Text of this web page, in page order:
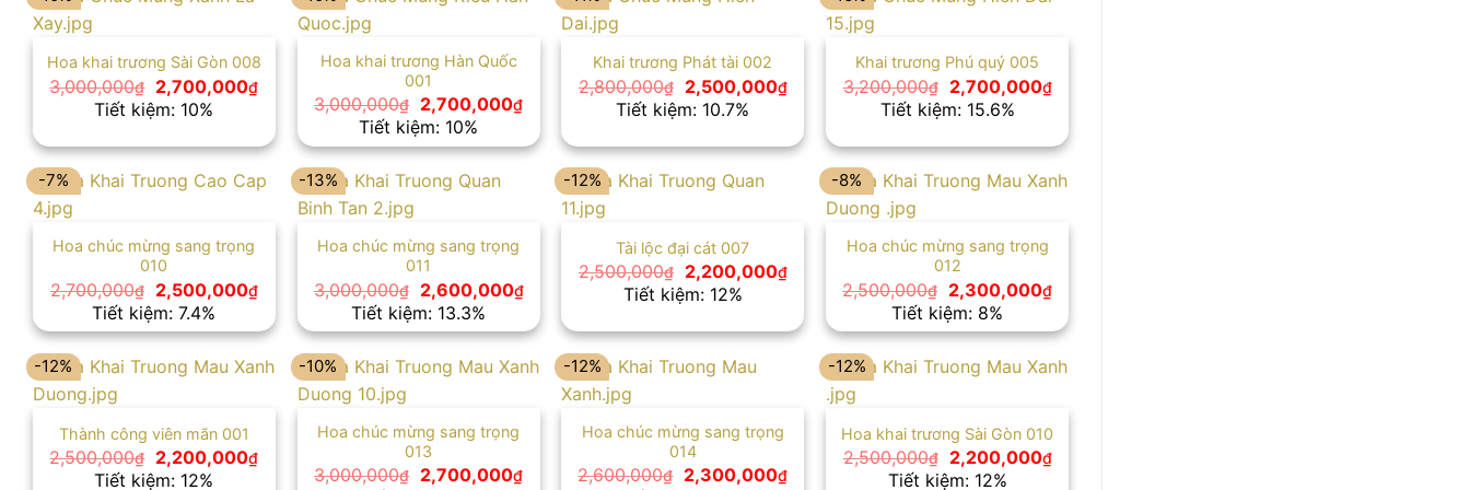
Hoa khai trương Sài Gòn 008
3,000,000₫
Giá
gốc
là:
2,700,000₫Giá
là:
2,700,000₫.
Tiết kiệm: 10%
Hoa khai trương Hàn Quốc
001
3,000,000₫
Giá
gốc
là:
3,000,000₫.
2,700,000₫Giá
tại
là:
2,700,000₫.
Tiết kiệm: 10%
Khai trương Phát tài 002
2,800,000₫
Giá
gốc
là:
2,500,000₫Giá
hiện
là:
2,500,000₫.
Tiết kiệm: 10.7%
Khai trương Phú quý 005
3,200,000₫
Giá
gốc
là:
2,700,000₫Giá
hiện
là:
2,700,000₫.
Tiết kiệm: 15.6%
-7%
Hoa chúc mừng sang trọng
010
2,700,000₫
Giá
gốc
là:
2,700,000₫.
2,500,000₫Giá
hiện
tại
là:
2,500,000₫.
Tiết kiệm: 7.4%
-13%
Hoa chúc mừng sang trọng
011
3,000,000₫
Giá
gốc
là:
3,000,000₫.
2,600,000₫Giá
hiện
tại
là:
2,600,000₫.
Tiết kiệm: 13.3%
-12%
Tài lộc đại cát 007
2,500,000₫
Giá
gốc
là:
2,200,000₫Giá
hiện
là:
2,200,000₫.
Tiết kiệm: 12%
-8%
Hoa chúc mừng sang trọng
012
2,500,000₫
Giá
gốc
là:
2,500,000₫.
2,300,000₫Giá
tại
là:
2,300,000₫.
Tiết kiệm: 8%
-12%
Thành công viên mãn 001
2,500,000₫
Giá
gốc
2,200,000₫Giá
Tiết kiệm: 12%
-10%
Hoa chúc mừng sang trọng
013
3,000,000₫
Giá
2,700,000₫Giá
-12%
Hoa chúc mừng sang trọng
014
2,600,000₫
Giá
2,300,000₫Giá
-12%
Hoa khai trương Sài Gòn 010
2,500,000₫
Giá
gốc
2,200,000₫Giá
hiện
Tiết kiệm: 12%